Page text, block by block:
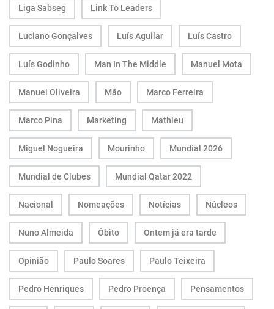
Liga Sabseg Link To Leaders
Luciano Gonçalves Luís Aguilar Luís Castro
Luís Godinho Man In The Middle Manuel Mota
Manuel Oliveira Mão Marco Ferreira
Marco Pina Marketing Mathieu
Miguel Nogueira Mourinho Mundial 2026
Mundial de Clubes Mundial Qatar 2022
Nacional Nomeações Notícias Núcleos
Nuno Almeida Óbito Ontem já era tarde
Opinião Paulo Soares Paulo Teixeira
Pedro Henriques Pedro Proença Pensamentos